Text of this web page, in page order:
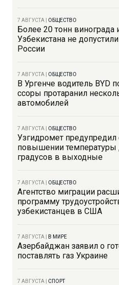
7 АВГУСТА ОБЩЕСТВО
Более 20 тонн винограда
Узбекистана не
России
7 АВГУСТА ОБЩЕСТВО
В Ургенче водитель BYD
ссоры протаранил
автомобилей
7 АВГУСТА ОБЩЕСТВО
Узгидромет предупредил
повышении температуры
градусов в выходные
7 АВГУСТА ОБЩЕСТВО
Агентство миграции
программу
узбекистанцев в США
7 АВГУСТА В МИРЕ
Азербайджан заявил о
поставлять газ Украине
7 АВГУСТА СПОРТ